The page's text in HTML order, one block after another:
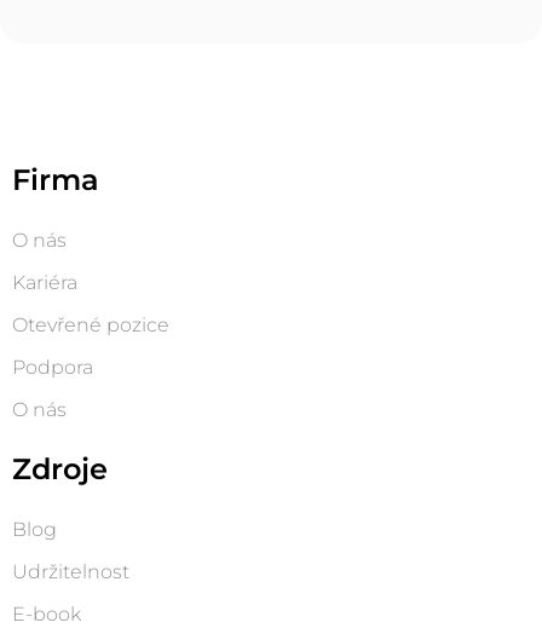
Firma
O nás
Kariéra
Otevřené pozice
Podpora
O nás
Zdroje
Blog
Udržitelnost
E-book